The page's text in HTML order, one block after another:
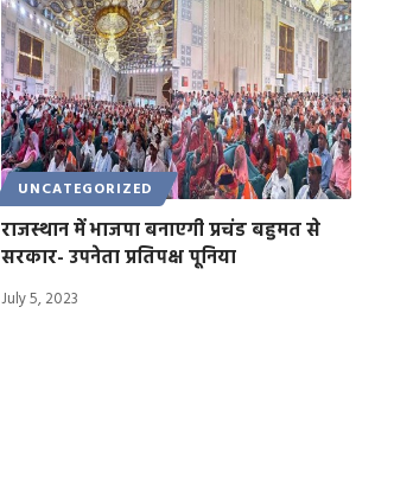
UNCATEGORIZED
राजस्थान में भाजपा बनाएगी प्रचंड बहुमत से
सरकार- उपनेता प्रतिपक्ष पूनिया
July 5, 2023